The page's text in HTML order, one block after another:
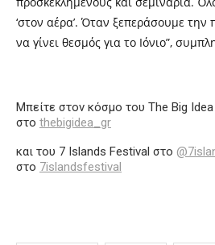
‘στον αέρα’. Όταν ξεπεράσουμε
να γίνει θεσμός για το Ιόνιο”,
Μπείτε στον κόσμο του The Big
στο thebigidea_gr
και του 7 Islands Festival στο
στο 7islandsfestival